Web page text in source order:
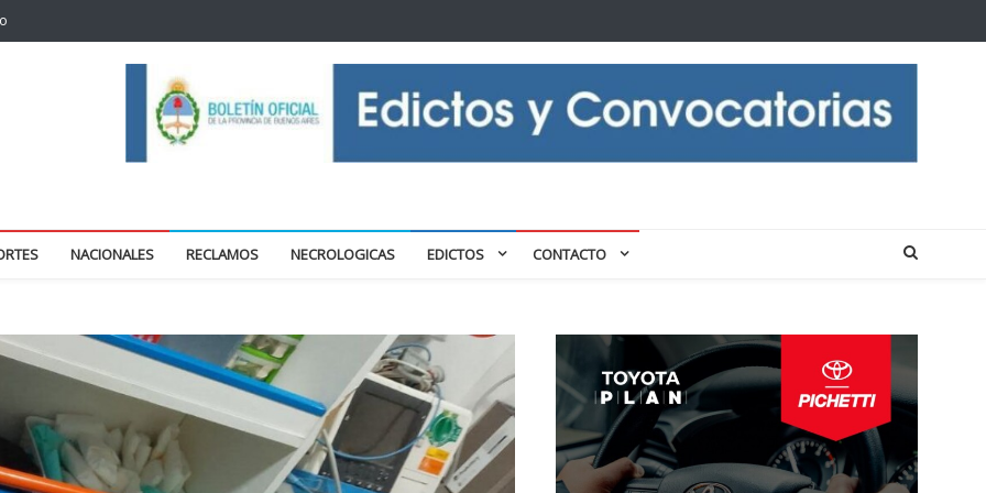
NACIONALES RECLAMOS NECROLOGICAS EDICTOS CONTACTO